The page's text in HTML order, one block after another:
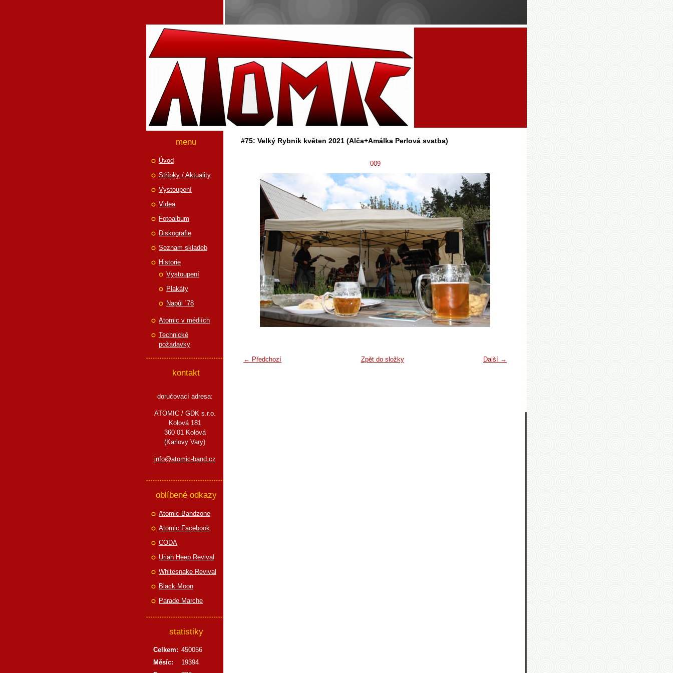
#75: Velký Rybník květen 2021 (Alča+Amálka Perlová svatba)
009
← Předchozí Další →
Zpět do složky
menu
Úvod
Střípky / Aktuality
Vystoupení
Videa
Fotoalbum
Diskografie
Seznam skladeb
Historie
Vystoupení
Plakáty
Napůl ´78
Atomic v médiích
Technické
požadavky
kontakt
doručovací adresa:
ATOMIC / GDK s.r.o.
Kolová 181
360 01 Kolová
(Karlovy Vary)
info@atomic-band.cz
oblíbené odkazy
Atomic Bandzone
Atomic Facebook
CODA
Uriah Heep Revival
Whitesnake Revival
Black Moon
Parade Marche
statistiky
Celkem: 450056
Měsíc:
19394